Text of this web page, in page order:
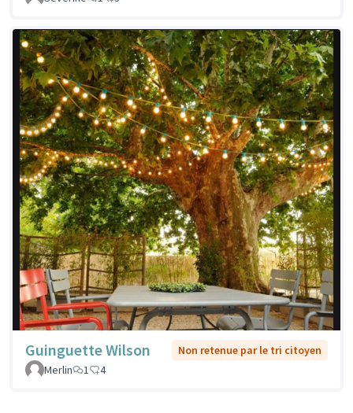
Guinguette Wilson
Non retenue par le tri citoyen
Merlin
1 4